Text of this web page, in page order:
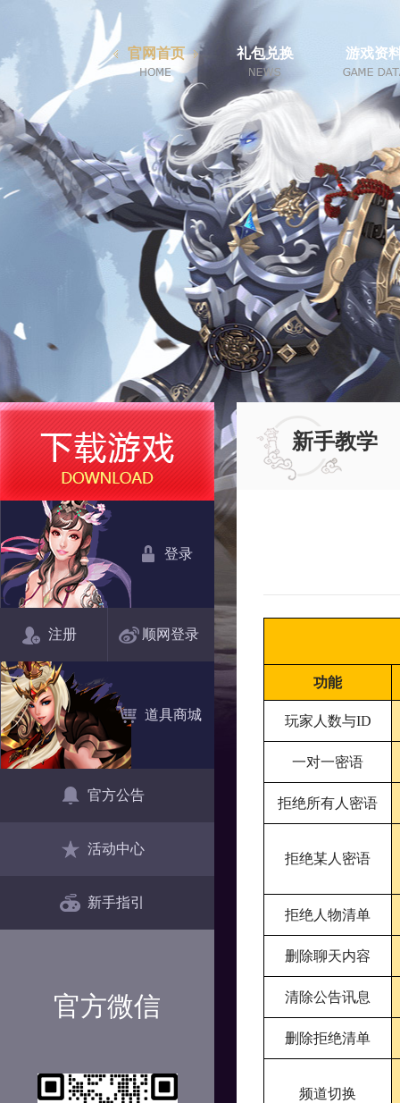
官网首页 礼包兑换 游戏资
登录
注册 顺网登录
道具商城
官方公告
活动中心
新手指引
官方微信
新手教学
功能
玩家人数与ID
一对一密语
拒绝所有人密语
拒绝某人密语
拒绝人物清单
删除聊天内容
清除公告讯息
删除拒绝清单
频道切换